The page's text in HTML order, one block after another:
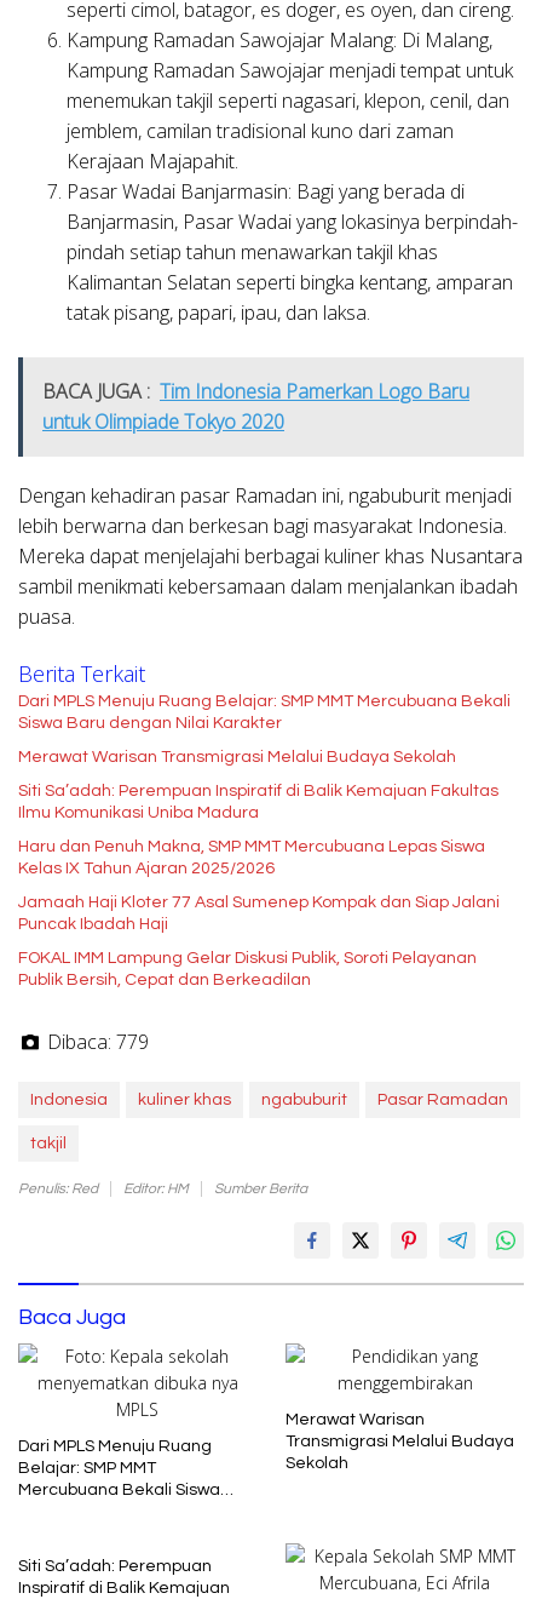
seperti cimol, batagor, es doger, es oyen, dan cireng.
Kampung Ramadan Sawojajar Malang: Di Malang,
Kampung Ramadan Sawojajar menjadi tempat untuk
menemukan takjil seperti nagasari, klepon, cenil, dan
jemblem, camilan tradisional kuno dari zaman
Kerajaan Majapahit.
Pasar Wadai Banjarmasin: Bagi yang berada di
Banjarmasin, Pasar Wadai yang lokasinya berpindah-
pindah setiap tahun menawarkan takjil khas
Kalimantan Selatan seperti bingka kentang, amparan
tatak pisang, papari, ipau, dan laksa.
BACA JUGA : Tim Indonesia Pamerkan Logo Baru
untuk Olimpiade Tokyo 2020
Dengan kehadiran pasar Ramadan ini, ngabuburit menjadi
lebih berwarna dan berkesan bagi masyarakat Indonesia.
Mereka dapat menjelajahi berbagai kuliner khas Nusantara
sambil menikmati kebersamaan dalam menjalankan ibadah
puasa.
Berita Terkait
Dari MPLS Menuju Ruang Belajar: SMP MMT Mercubuana Bekali
Siswa Baru dengan Nilai Karakter
Merawat Warisan Transmigrasi Melalui Budaya Sekolah
Siti Sa’adah: Perempuan Inspiratif di Balik Kemajuan Fakultas
Ilmu Komunikasi Uniba Madura
Haru dan Penuh Makna, SMP MMT Mercubuana Lepas Siswa
Kelas IX Tahun Ajaran 2025/2026
Jamaah Haji Kloter 77 Asal Sumenep Kompak dan Siap Jalani
Puncak Ibadah Haji
FOKAL IMM Lampung Gelar Diskusi Publik, Soroti Pelayanan
Publik Bersih, Cepat dan Berkeadilan
Dibaca: 779
Indonesia kuliner khas ngabuburit Pasar Ramadan
takjil
Penulis: Red Editor: HM Sumber Berita
Baca Juga
Dari MPLS Menuju Ruang
Belajar: SMP MMT
Mercubuana Bekali Siswa
Merawat Warisan
Transmigrasi Melalui Budaya
Sekolah
Siti Sa’adah: Perempuan
Inspiratif di Balik Kemajuan